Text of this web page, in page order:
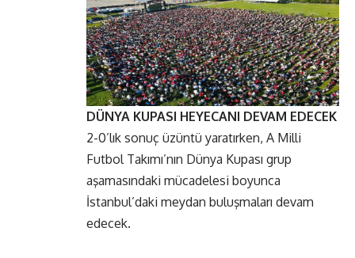
DÜNYA KUPASI HEYECANI DEVAM EDECEK
2-0’lık sonuç üzüntü yaratırken, A Milli
Futbol Takımı’nın Dünya Kupası grup
aşamasındaki mücadelesi boyunca
İstanbul’daki meydan buluşmaları devam
edecek.